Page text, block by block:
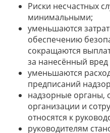
Риски несчастных
минимальными;
уменьшаются
обеспечению
сокращаются
за нанесённый
уменьшаются
предписаний
надзорные органы,
организации и
относятся к
руководителям